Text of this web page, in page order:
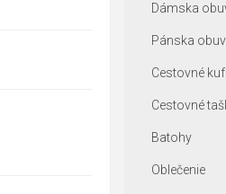
Dámska
Pánska obuv
Cestovné
Cestovné
Batohy
Oblečenie